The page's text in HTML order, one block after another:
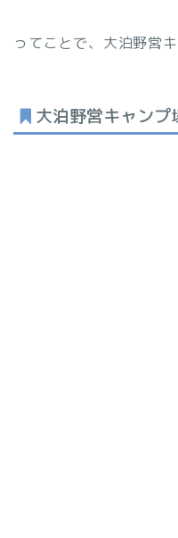
ってことで、大泊野営
大泊野営キャンプ